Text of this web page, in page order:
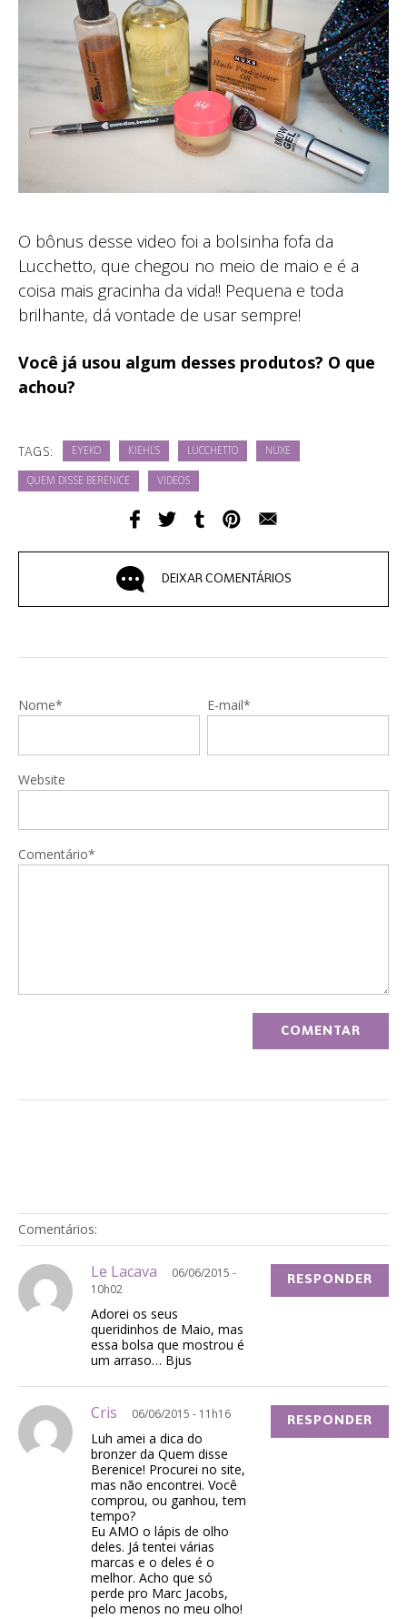
O bônus desse video foi a bolsinha fofa da
Lucchetto, que chegou no meio de maio e é a
coisa mais gracinha da vida!! Pequena e toda
brilhante, dá vontade de usar sempre!
Você já usou algum desses produtos? O que
achou?
TAGS: EYEKO KIEHL'S LUCCHETTO NUXE
QUEM DISSE BERENICE VIDEOS
DEIXAR COMENTÁRIOS
Nome* E-mail*
Website
Comentário*
Comentários:
Le Lacava
06/06/2015 -
10h02
Adorei os seus
queridinhos de Maio, mas
essa bolsa que mostrou é
um arraso… Bjus
RESPONDER
Cris 06/06/2015 - 11h16
Luh amei a dica do
bronzer da Quem disse
Berenice! Procurei no site,
mas não encontrei. Você
comprou, ou ganhou, tem
tempo?
Eu AMO o lápis de olho
deles. Já tentei várias
marcas e o deles é o
melhor. Acho que só
perde pro Marc Jacobs,
pelo menos no meu olho!
RESPONDER